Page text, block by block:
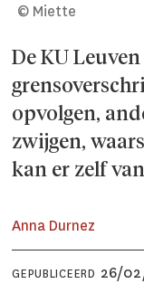
© Miette
De KU
opvolgen,
zwijgen,
kan er zelf
Anna Durnez
GEPUBLICEERD 26/